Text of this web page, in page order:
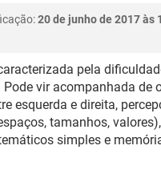
20 de junho de 2017 às
pela
Pode vir acompanhada de
esquerda e direita,
tamanhos,
simples e